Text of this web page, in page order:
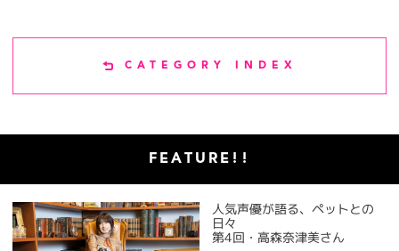
CATEGORY INDEX
FEATURE!!
人気声優が語る、ペットとの
日々
第4回・高森奈津美さん